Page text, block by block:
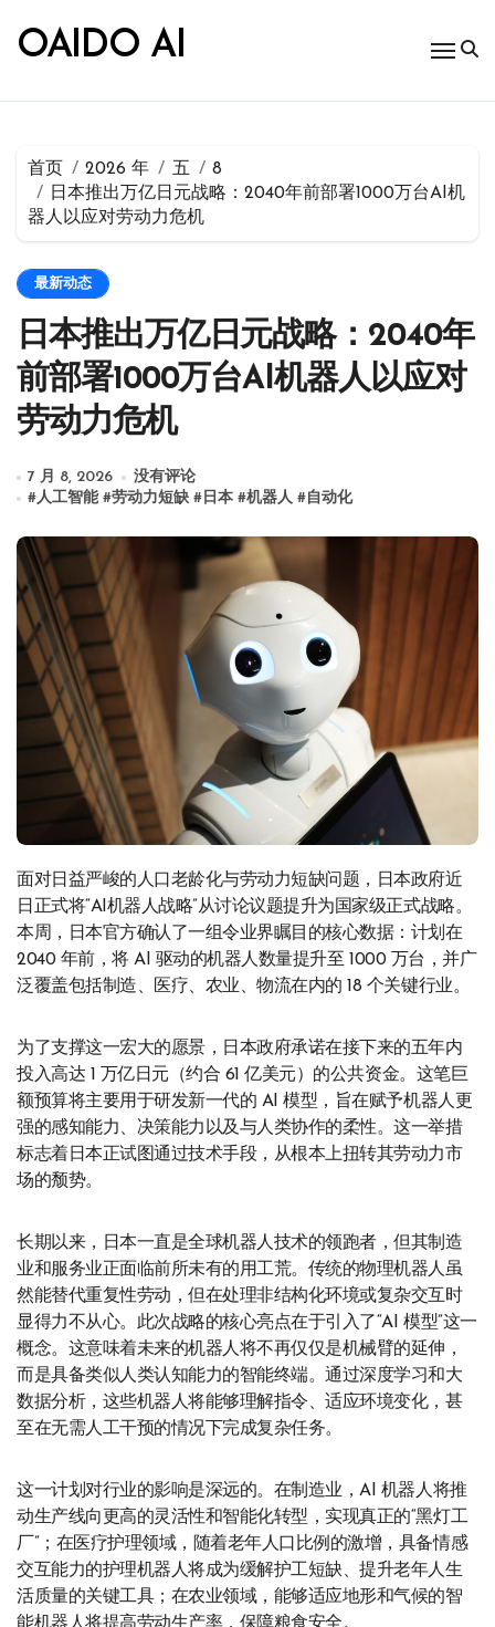
OAIDO AI
首页 2026 年 五
8
日本推出万亿日元战略：2040年前部署1000万台AI机
器人以应对劳动力危机
最新动态
日本推出万亿日元战略：2040年
前部署1000万台AI机器人以应对
劳动力危机
7 月 8, 2026
没有评论
#人工智能 #劳动力短缺 # 日本 #机器人 # 自动化
面对日益严峻的人口老龄化与劳动力短缺问题，日本政府近
日正式将“AI机器人战略”从讨论议题提升为国家级正式战略。
本周，日本官方确认了一组令业界瞩目的核心数据：计划在
2040 年前，将 AI 驱动的机器人数量提升至 1000 万台，并广
泛覆盖包括制造、医疗、农业、物流在内的 18 个关键行业。
为了支撑这一宏大的愿景，日本政府承诺在接下来的五年内
投入高达 1 万亿日元（约合 61 亿美元）的公共资金。这笔巨
额预算将主要用于研发新一代的 AI 模型，旨在赋予机器人更
强的感知能力、决策能力以及与人类协作的柔性。这一举措
标志着日本正试图通过技术手段，从根本上扭转其劳动力市
场的颓势。
长期以来，日本一直是全球机器人技术的领跑者，但其制造
业和服务业正面临前所未有的用工荒。传统的物理机器人虽
然能替代重复性劳动，但在处理非结构化环境或复杂交互时
显得力不从心。此次战略的核心亮点在于引入了“AI 模型”这一
概念。这意味着未来的机器人将不再仅仅是机械臂的延伸，
而是具备类似人类认知能力的智能终端。通过深度学习和大
数据分析，这些机器人将能够理解指令、适应环境变化，甚
至在无需人工干预的情况下完成复杂任务。
这一计划对行业的影响是深远的。在制造业，AI 机器人将推
动生产线向更高的灵活性和智能化转型，实现真正的“黑灯工
厂”；在医疗护理领域，随着老年人口比例的激增，具备情感
交互能力的护理机器人将成为缓解护工短缺、提升老年人生
活质量的关键工具；在农业领域，能够适应地形和气候的智